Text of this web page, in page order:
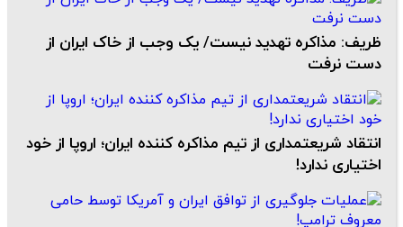
ظریف: مذاکره تهدید نیست/ یک وجب از خاک ایران از
دست نرفت
انتقاد شریعتمداری از تیم مذاکره کننده ایران؛ اروپا از خود
اختیاری ندارد!